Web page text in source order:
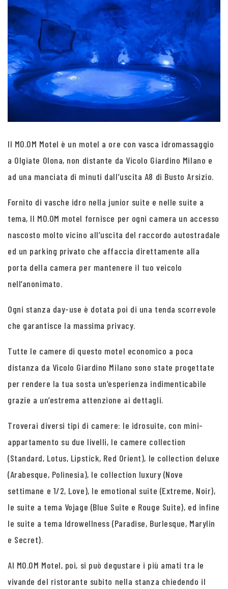
Il MO.OM Motel è un motel a ore con vasca idromassaggio
a Olgiate Olona, non distante da Vicolo Giardino Milano e
ad una manciata di minuti dall’uscita A8 di Busto Arsizio.
Fornito di vasche idro nella junior suite e nelle suite a
tema, Il MO.OM motel fornisce per ogni camera un accesso
nascosto molto vicino all’uscita del raccordo autostradale
ed un parking privato che affaccia direttamente alla
porta della camera per mantenere il tuo veicolo
nell’anonimato.
Ogni stanza day-use è dotata poi di una tenda scorrevole
che garantisce la massima privacy.
Tutte le camere di questo motel economico a poca
distanza da Vicolo Giardino Milano sono state progettate
per rendere la tua sosta un’esperienza indimenticabile
grazie a un’estrema attenzione ai dettagli.
Troverai diversi tipi di camere: le idrosuite, con mini-
appartamento su due livelli, le camere collection
(Standard, Lotus, Lipstick, Red Orient), le collection deluxe
(Arabesque, Polinesia), le collection luxury (Nove
settimane e 1/2, Love), le emotional suite (Extreme, Noir),
le suite a tema Vojage (Blue Suite e Rouge Suite), ed infine
le suite a tema Idrowellness (Paradise, Burlesque, Marylin
e Secret).
Al MO.OM Motel, poi, si può degustare i più amati tra le
vivande del ristorante subito nella stanza chiedendo il